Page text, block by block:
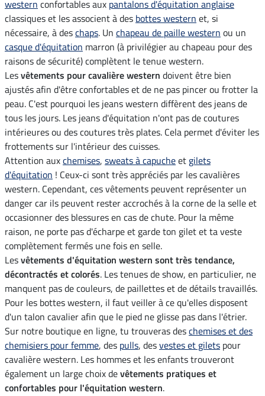
western confortables aux pantalons d'équitation anglaise
classiques et les associent à des bottes western et, si
nécessaire, à deschaps. Un chapeau de paille western ou un
casque d'équitation marron (à privilégier au chapeau pour des
raisons de sécurité) complètent le tenue western.
Lesvêtements pour cavalière western doivent être bien
ajustés afin d'être confortables et de ne pas pincer ou frotter la
peau. C'est pourquoi les jeans western diffèrent des jeans de
tous les jours. Les jeans d'équitation n'ont pas de coutures
intérieures ou des coutures très plates. Cela permet d'éviter les
frottements sur l'intérieur des cuisses.
Attention auxchemises, sweats à capucheet gilets
d'équitation ! Ceux-ci sont très appréciés par les cavalières
western. Cependant, ces vêtements peuvent représenter un
danger car ils peuvent rester accrochés à la corne de la selle et
occasionner des blessures en cas de chute. Pour la même
raison, ne porte pas d'écharpe et garde ton gilet et ta veste
complètement fermés une fois en selle.
Lesvêtements d'équitation western sont très tendance,
décontractés et colorés. Les tenues de show, en particulier, ne
manquent pas de couleurs, de paillettes et de détails travaillés.
Pour les bottes western, il faut veiller à ce qu'elles disposent
d'un talon cavalier afin que le pied ne glisse pas dans l'étrier.
Sur notre boutique en ligne, tu trouveras deschemises et des
chemisiers pour femme, des pulls, desvestes et gilets pour
cavalière western. Les hommes et les enfants trouveront
également un large choix devêtements pratiques et
confortables pour l'équitation western.